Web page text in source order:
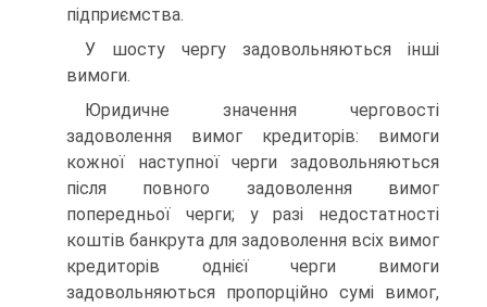
підприємства.
У шосту чергу задовольняються інші
вимоги.
Юридичне значення черговості
задоволення вимог кредиторів: вимоги
кожної наступної черги задовольняються
після повного задоволення вимог
попередньої черги; у разі недостатності
коштів банкрута для задоволення всіх вимог
кредиторів однієї черги вимоги
задовольняються пропорційно сумі вимог,